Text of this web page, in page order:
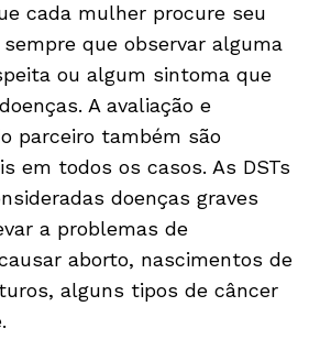
cada mulher procure seu
que observar alguma
ou algum sintoma que
A avaliação e
parceiro também são
em todos os casos. As DSTs
doenças graves
a problemas de
aborto, nascimentos de
alguns tipos de câncer